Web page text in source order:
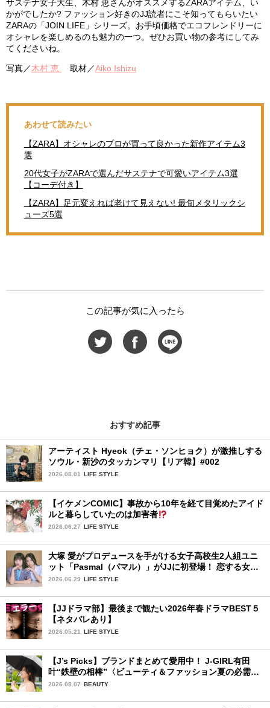
サステナ女子大生、木村 恵さんがオススメするZARAアイテム、い
かがでしたか? ファッション好きのJJ読者にこそ知ってもらいたい
ZARAの「JOIN LIFE」シリーズ。お手頃価格でエコフレンドリーに
オシャレを楽しめるのも魅力の一つ。ぜひお買い物の参考にしてみ
てくださいね。
写真／ 木村 恵 取材／Aiko Ishizu
あわせて読みたい
【ZARA】オシャレのプロが買って良かった新作アイテム3
選
20代女子がZARAで選んだサステナで可愛いアイテム3選
【コーデ付き】
【ZARA】足元変えれば老けて見えない! 最旬メタリックシ
ューズ5選
この記事が気に入ったら
おすすめ記事
アーティスト Hyeok（チェ・ソンヒョク）が激推しする
ソウル・新沙のタッカンマリ【リア韓】#002
2026.08.01 LIFE STYLE
【イケメンCOMIC】事故から10年を経て目覚めたアイド
ルと暮らしていたのは加害者
2026.06.27 LIFE STYLE
大塚 愛がプロデュースを手がける女子高校生2人組ユニ
ット「Pasmal（パマル）」がJJに初登場！ 恋する女の
コのキュンキュンする感情を歌った最新曲「BULL」を
2026.06.29 LIFE STYLE
【JJドラマ部】最後まで観たい2026年春ドラマBEST５
【ネタバレあり】
2026.05.21 LIFE STYLE
【J’s Picks】ブランドまとめて愛用中！ J-GIRL有田
叶“鉄壁の相棒”〈ビューティ＆ファッション夏の必需
品〉
2026.08.07 BEAUTY